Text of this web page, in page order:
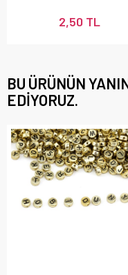
2,50 TL
BU ÜRÜNÜN
EDIYORUZ.